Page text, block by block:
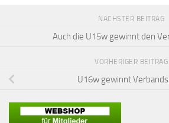
NÄCHSTER BEITRAG
Auch die U15w gewinnt den
VORHERIGER BEITRAG
U16w gewinnt